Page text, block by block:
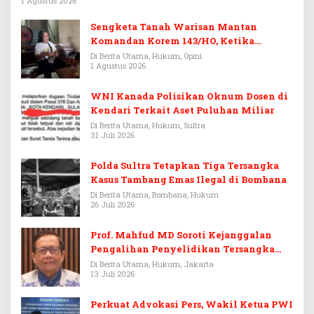
Sengketa Tanah Warisan Mantan
Komandan Korem 143/HO, Ketika
Warisan Menjadi Arena Pemerasan
Di Berita Utama, Hukum, Opini
1 Agustus 2026
WNI Kanada Polisikan Oknum Dosen di
Kendari Terkait Aset Puluhan Miliar
Di Berita Utama, Hukum, Sultra
31 Juli 2026
Polda Sultra Tetapkan Tiga Tersangka
Kasus Tambang Emas Ilegal di Bombana
Di Berita Utama, Bombana, Hukum
26 Juli 2026
Prof. Mahfud MD Soroti Kejanggalan
Pengalihan Penyelidikan Tersangka
Febrie Adriansyah
Di Berita Utama, Hukum, Jakarta
13 Juli 2026
Perkuat Advokasi Pers, Wakil Ketua PWI